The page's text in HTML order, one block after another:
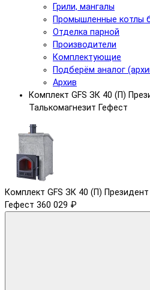
Грили, мангалы
Промышленные котлы
Отделка парной
Производители
Комплектующие
Подберём аналог
Архив
Комплект GFS ЗК 40 (П)
Талькомагнезит Гефест
Комплект GFS ЗК 40 (П)
Гефест 360 029 ₽